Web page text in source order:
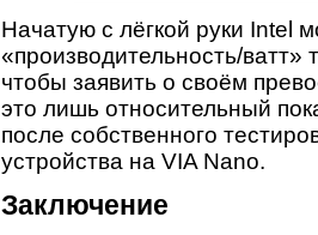
Начатую с лёгкой руки Intel
«производительность/ватт»
чтобы заявить о своём
это лишь относительный
после собственного
устройства на VIA Nano.
Заключение